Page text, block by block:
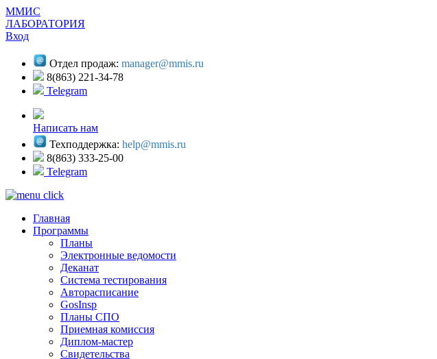
ММИС
ЛАБОРАТОРИЯ
Вход
Отдел продаж: manager@mmis.ru
8(863) 221-34-78
Telegram
Написать нам
Техподдержка: help@mmis.ru
8(863) 333-25-00
Telegram
Главная
Программы
Планы
Электронные ведомости
Деканат
Система тестирования
Авторасписание
GosInsp
Планы СПО
Приемная комиссия
Диплом-мастер
Свидетельства